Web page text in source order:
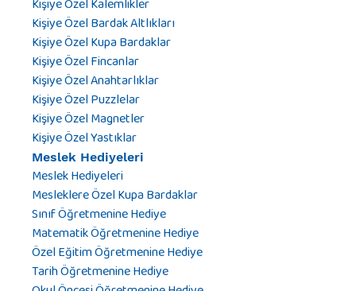
Kişiye Özel Bardak Altlıkları
Kişiye Özel Kupa Bardaklar
Kişiye Özel Fincanlar
Kişiye Özel Anahtarlıklar
Kişiye Özel Puzzlelar
Kişiye Özel Magnetler
Kişiye Özel Yastıklar
Meslek Hediyeleri
Meslek Hediyeleri
Mesleklere Özel Kupa Bardaklar
Sınıf Öğretmenine Hediye
Matematik Öğretmenine Hediye
Özel Eğitim Öğretmenine Hediye
Tarih Öğretmenine Hediye